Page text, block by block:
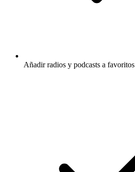
Añadir radios y podcasts a favoritos